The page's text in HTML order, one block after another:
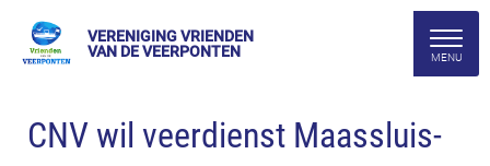
VERENIGING VRIENDEN
VAN DE VEERPONTEN
CNV wil veerdienst Maassluis-